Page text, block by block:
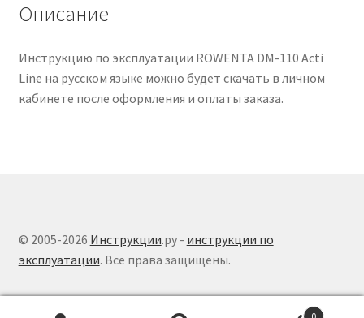
Описание
Инструкцию по эксплуатации ROWENTA DM-110 Acti
Line на русском языке можно будет скачать в личном
кабинете после оформления и оплаты заказа.
© 2005-2026 Инструкции.ру - инструкции по
эксплуатации. Все права защищены.